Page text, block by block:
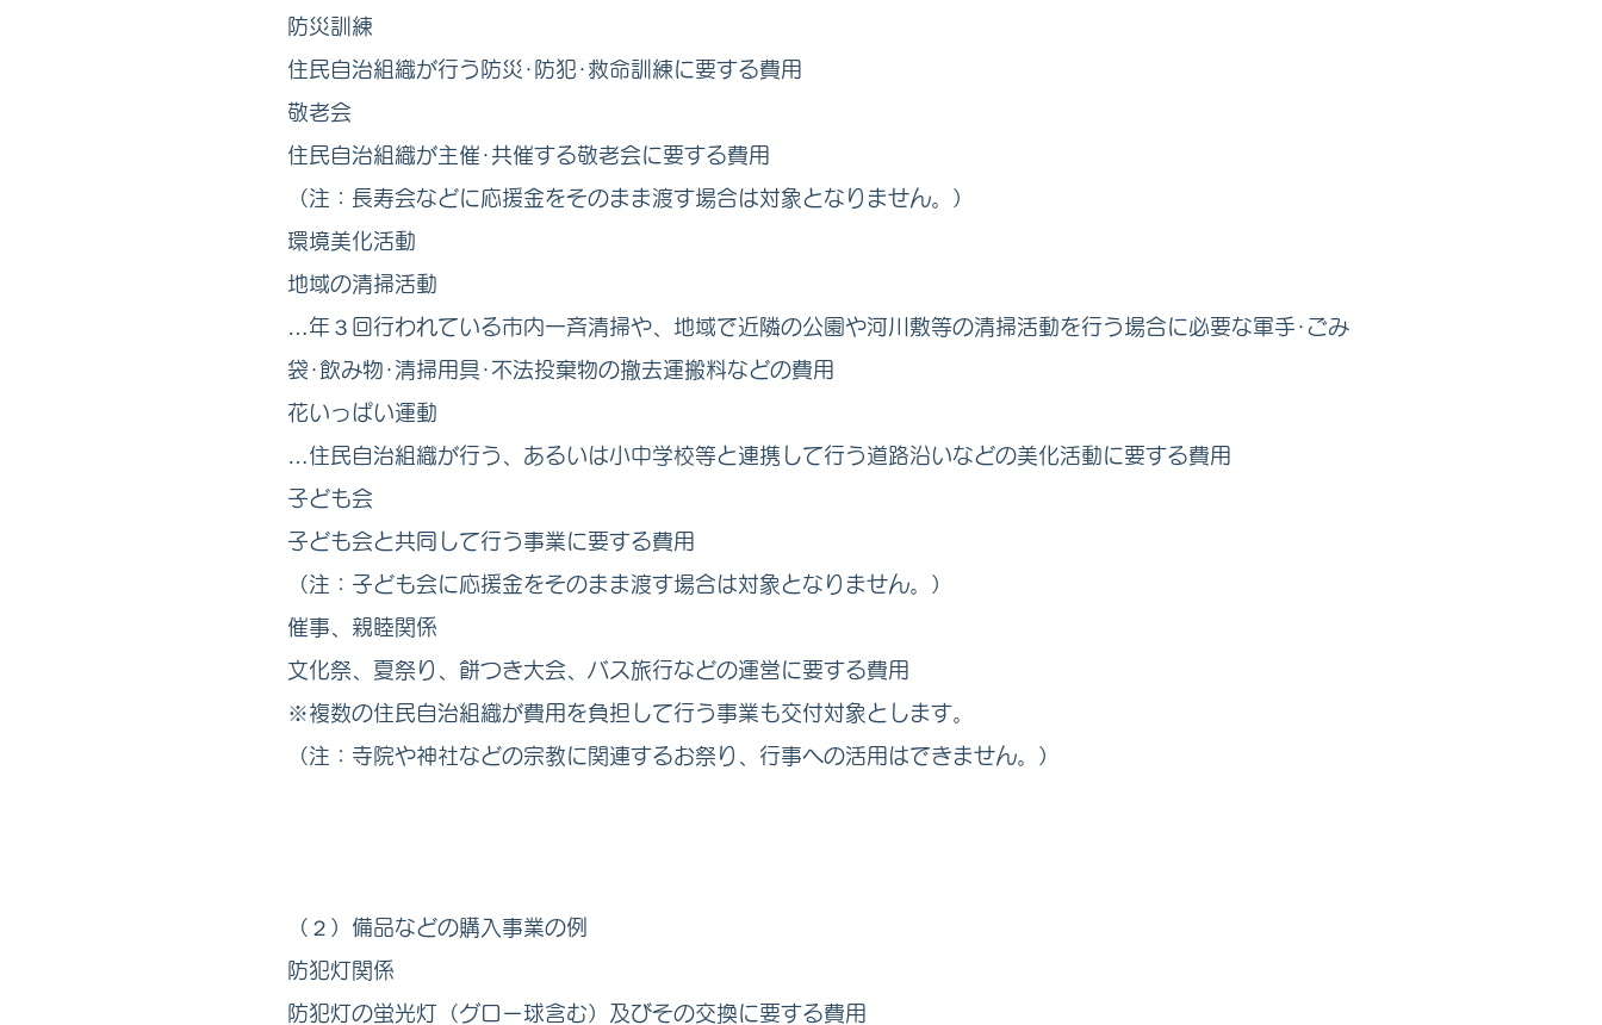
防災訓練
住民自治組織が行う防災･防犯･救命訓練に要する費用
敬老会
住民自治組織が主催･共催する敬老会に要する費用
（注：長寿会などに応援金をそのまま渡す場合は対象となりません。）
環境美化活動
地域の清掃活動
…年３回行われている市内一斉清掃や、地域で近隣の公園や河川敷等の清掃活動を行う場合に必要な軍手･ごみ
袋･飲み物･清掃用具･不法投棄物の撤去運搬料などの費用
花いっぱい運動
…住民自治組織が行う、あるいは小中学校等と連携して行う道路沿いなどの美化活動に要する費用
子ども会
子ども会と共同して行う事業に要する費用
（注：子ども会に応援金をそのまま渡す場合は対象となりません。）
催事、親睦関係
文化祭、夏祭り、餅つき大会、バス旅行などの運営に要する費用
※複数の住民自治組織が費用を負担して行う事業も交付対象とします。
（注：寺院や神社などの宗教に関連するお祭り、行事への活用はできません。）
（２）備品などの購入事業の例
防犯灯関係
防犯灯の蛍光灯（グロー球含む）及びその交換に要する費用